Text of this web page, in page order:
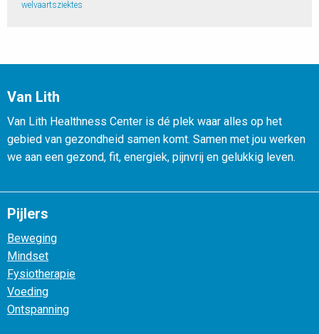
welvaartsziektes
Van Lith
Van Lith Healthness Center is dé plek waar alles op het
gebied van gezondheid samen komt. Samen met jou werken
we aan een gezond, fit, energiek, pijnvrij en gelukkig leven.
Pijlers
Beweging
Mindset
Fysiotherapie
Voeding
Ontspanning